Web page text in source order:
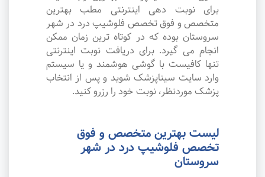
برای نوبت دهی اینترنتی مطب بهترین
متخصص و فوق تخصص فلوشیپ درد در شهر
سروستان بوده که در کوتاه ترین زمان ممکن
انجام می گیرد. برای دریافت نوبت اینترنتی
تنها کافیست با گوشی هوشمند و یا سیستم
وارد سایت سیناپزشک شوید و پس از انتخاب
پزشک موردنظر، نوبت خود را رزرو کنید.
لیست بهترین متخصص و فوق
تخصص فلوشیپ درد در شهر
سروستان